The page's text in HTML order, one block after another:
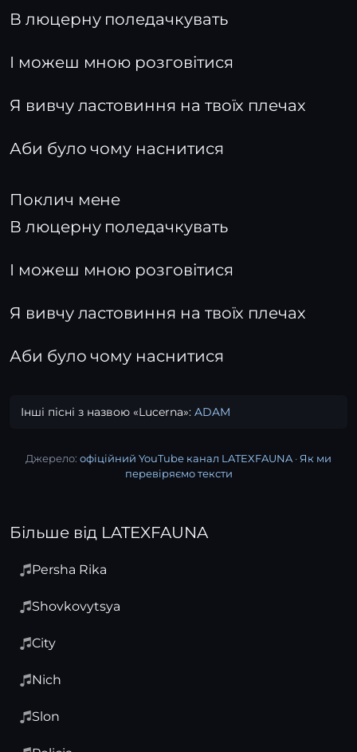
В люцерну поледачкувать
І можеш мною розговітися
Я вивчу ластовиння на твоїх плечах
Аби було чому наснитися
Поклич мене
В люцерну поледачкувать
І можеш мною розговітися
Я вивчу ластовиння на твоїх плечах
Аби було чому наснитися
Інші пісні з назвою «Lucerna»: ADAM
Джерело: офіційний YouTube канал LATEXFAUNA · Як ми
перевіряємо тексти
Більше від LATEXFAUNA
Persha Rika
Shovkovytsya
City
Nich
Slon